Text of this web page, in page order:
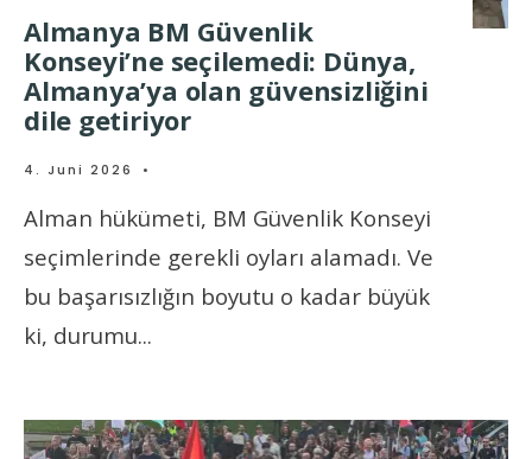
Almanya BM Güvenlik
Konseyi’ne seçilemedi: Dünya,
Almanya’ya olan güvensizliğini
dile getiriyor
4. Juni 2026 •
Alman hükümeti, BM Güvenlik Konseyi
seçimlerinde gerekli oyları alamadı. Ve
bu başarısızlığın boyutu o kadar büyük
ki, durumu...